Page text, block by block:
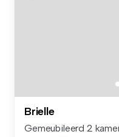
Brielle
Gemeubileerd 2